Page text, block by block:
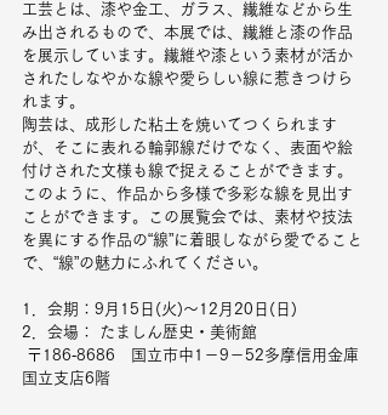
工芸とは、漆や金工、ガラス、繊維などから生
み出されるもので、本展では、繊維と漆の作品
を展示しています。繊維や漆という素材が活か
されたしなやかな線や愛らしい線に惹きつけら
れます。
陶芸は、成形した粘土を焼いてつくられます
が、そこに表れる輪郭線だけでなく、表面や絵
付けされた文様も線で捉えることができます。
このように、作品から多様で多彩な線を見出す
ことができます。この展覧会では、素材や技法
を異にする作品の“線”に着眼しながら愛でること
で、“線”の魅力にふれてください。
1．会期：9月15日(火)～12月20日(日)
2．会場： たましん歴史・美術館
国立支店6階